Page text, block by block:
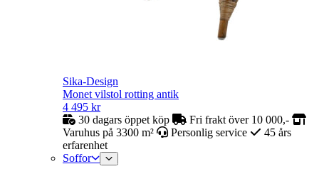
Sika-Design
Monet vilstol rotting antik
4 495 kr
30 dagars öppet köp
Fri frakt över 10 000,-
Varuhus på 3300 m²
Personlig service
45 års
erfarenhet
Soffor